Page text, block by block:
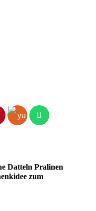
Datteln Pralinen
zum